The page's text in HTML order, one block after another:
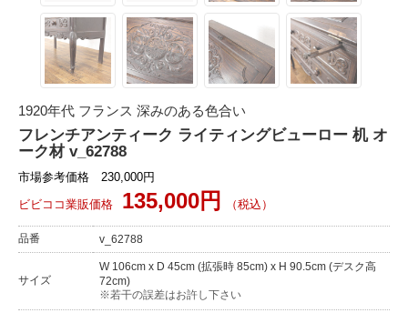
1920年代 フランス 深みのある色合い
フレンチアンティーク ライティングビューロー 机 オ
ーク材 v_62788
市場参考価格 230,000円
ビビココ業販価格
135,000円 （税込）
品番 v_62788
サイズ
W 106cm x D 45cm (拡張時 85cm) x H 90.5cm (デスク高
72cm)
※若干の誤差はお許し下さい